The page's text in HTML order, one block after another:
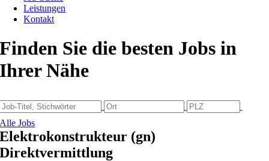
Leistungen
Kontakt
Finden Sie die besten Jobs in
Ihrer Nähe
Alle Jobs
Elektrokonstrukteur (gn)
Direktvermittlung